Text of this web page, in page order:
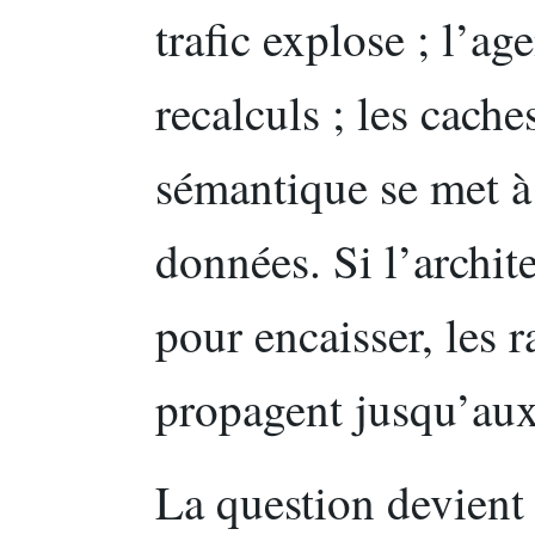
trafic explose ;
recalculs ; les
sémantique se met
données. Si
pour encaisser, les
propagent
La question